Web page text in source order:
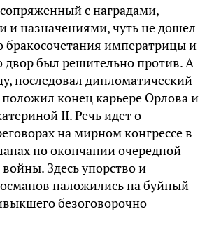
с наградами,
и назначениями, чуть не дошел
бракосочетания императрицы и
двор был решительно против. А
последовал дипломатический
конец карьере Орлова и
II. Речь идет о
на мирном конгрессе в
по окончании очередной
Здесь упорство и
наложились на буйный
безоговорочно